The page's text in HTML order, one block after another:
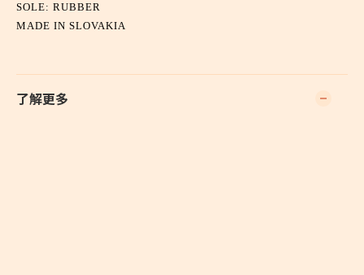
SOLE: RUBBER
MADE IN SLOVAKIA
了解更多